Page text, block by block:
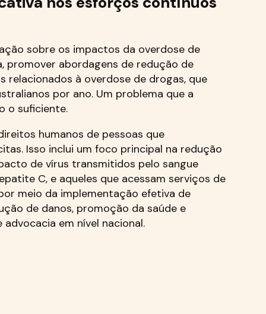
sobre os impactos da overdose de
promover abordagens de redução de
relacionados à overdose de drogas, que
por ano. Um problema que a
o suficiente.
humanos de pessoas que
Isso inclui um foco principal na redução
de vírus transmitidos pelo sangue
C, e aqueles que acessam serviços de
meio da implementação efetiva de
de danos, promoção da saúde e
em nível nacional.